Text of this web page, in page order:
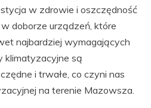
w zdrowie i oszczędność
doborze urządzeń, które
najbardziej wymagających
klimatyzacyjne są
i trwałe, co czyni nas
na terenie Mazowsza.